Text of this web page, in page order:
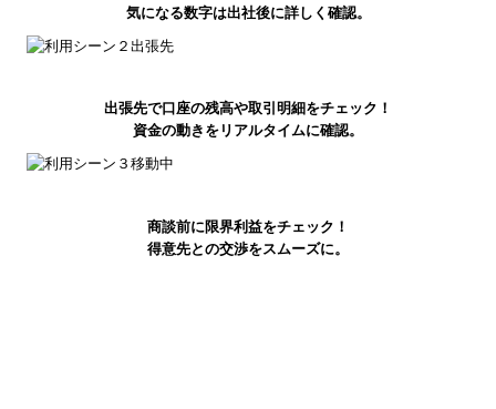
気になる数字は出社後に詳しく確認。
出張先で口座の残高や取引明細をチェック！
資金の動きをリアルタイムに確認。
商談前に限界利益をチェック！
得意先との交渉をスムーズに。